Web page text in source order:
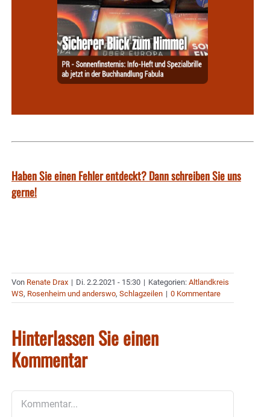
Haben Sie einen Fehler entdeckt? Dann schreiben Sie uns
gerne!
Von Renate Drax | Di. 2.2.2021 - 15:30 | Kategorien: Altlandkreis
WS, Rosenheim und anderswo, Schlagzeilen | 0 Kommentare
Hinterlassen Sie einen
Kommentar